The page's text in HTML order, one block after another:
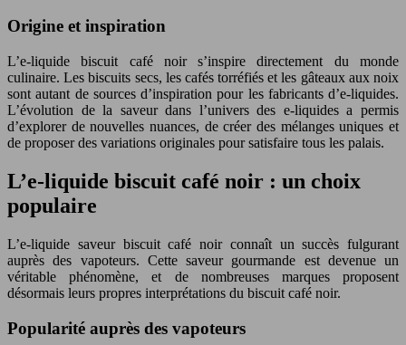
Origine et inspiration
L’e-liquide biscuit café noir s’inspire directement du monde
culinaire. Les biscuits secs, les cafés torréfiés et les gâteaux aux noix
sont autant de sources d’inspiration pour les fabricants d’e-liquides.
L’évolution de la saveur dans l’univers des e-liquides a permis
d’explorer de nouvelles nuances, de créer des mélanges uniques et
de proposer des variations originales pour satisfaire tous les palais.
L’e-liquide biscuit café noir : un choix
populaire
L’e-liquide saveur biscuit café noir connaît un succès fulgurant
auprès des vapoteurs. Cette saveur gourmande est devenue un
véritable phénomène, et de nombreuses marques proposent
désormais leurs propres interprétations du biscuit café noir.
Popularité auprès des vapoteurs